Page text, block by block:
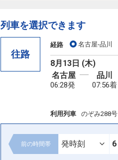
列車を選択できます
往路
経路 名古屋-品川
8月13日 (木)
名古屋
06:28発
品川
07:56着
利用列車 のぞみ288号
前の時間帯